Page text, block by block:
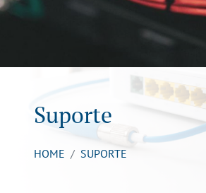
Suporte
HOME SUPORTE